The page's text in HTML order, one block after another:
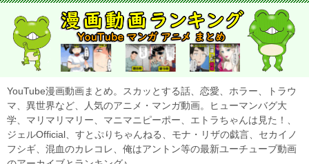
YouTube漫画動画まとめ。スカッとする話、恋愛、ホラー、トラウ
マ、異世界など、人気のアニメ・マンガ動画。ヒューマンバグ大
学、マリマリマリー、マニマニピーポー、エトラちゃんは見た！、
ジェルOfficial、すとぷりちゃんねる、モナ・リザの戯言、セカイノ
フシギ、混血のカレコレ、俺はアントン等の最新ユーチューブ動画